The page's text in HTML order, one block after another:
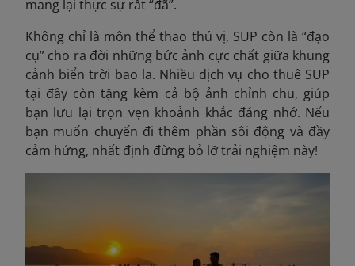
mang lại thực sự rất “đã”.
Không chỉ là môn thể thao thú vị, SUP còn là “đạo
cụ” cho ra đời những bức ảnh cực chất giữa khung
cảnh biển trời bao la. Nhiều dịch vụ cho thuê SUP
tại đây còn tặng kèm cả bộ ảnh chỉnh chu, giúp
bạn lưu lại trọn vẹn khoảnh khắc đáng nhớ. Nếu
bạn muốn chuyến đi thêm phần sôi động và đầy
cảm hứng, nhất định đừng bỏ lỡ trải nghiệm này!